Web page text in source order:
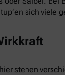
sich viele
stehen